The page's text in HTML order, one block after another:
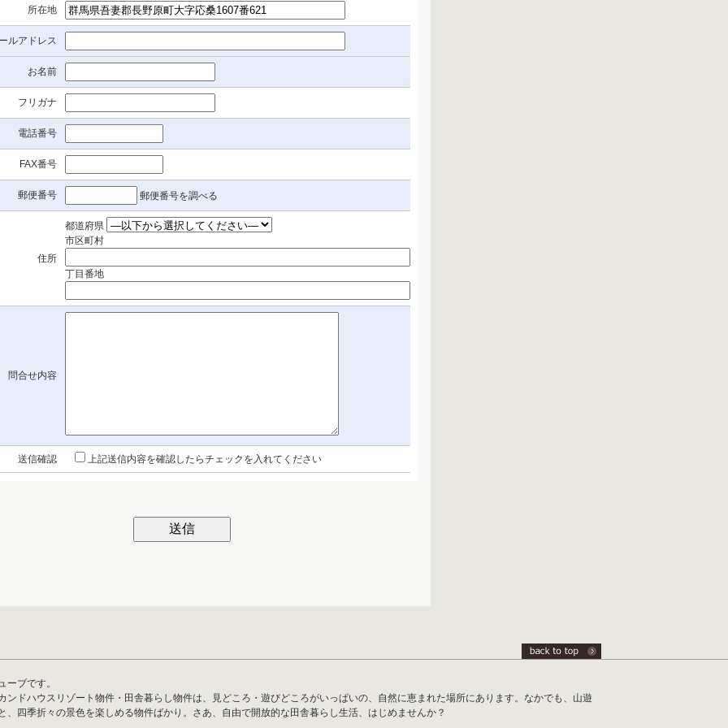
所在地
ルアドレス
お名前
フリガナ
電話番号
FAX番号
郵便番号 郵便番号を調べる
住所
都道府県
市区町村
丁目番地
問合せ内容
送信確認 上記送信内容を確認したらチェックを入れてください
ブです。
ドハウスリゾート物件・田舎暮らし物件は、見どころ・遊びどころがいっぱいの、自然に恵まれた場所にあります。なかでも、山遊
四季折々の景色を楽しめる物件ばかり。さあ、自由で開放的な田舎暮らし生活、はじめませんか？